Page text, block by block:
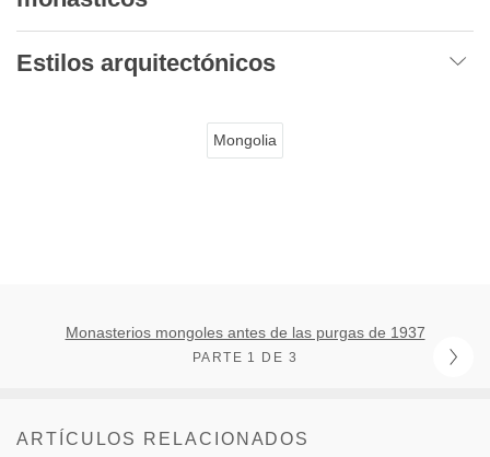
Estilos arquitectónicos
Mongolia
Monasterios mongoles antes de las purgas de 1937
PARTE 1 DE 3
ARTÍCULOS RELACIONADOS